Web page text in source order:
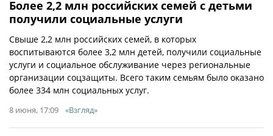
Более 2,2 млн российских семей с детьми
получили социальные услуги
Свыше 2,2 млн российских семей, в которых
воспитываются более 3,2 млн детей, получили социальные
услуги и социальное обслуживание через региональные
организации соцзащиты. Всего таким семьям было оказано
более 334 млн социальных услуг.
8 июня, 17:09 «Взгляд»